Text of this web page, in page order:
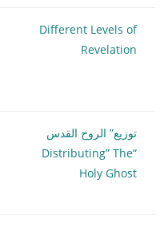
Different Levels of
Revelation
توزيع” الروح القدس
“Distributing” The
Holy Ghost